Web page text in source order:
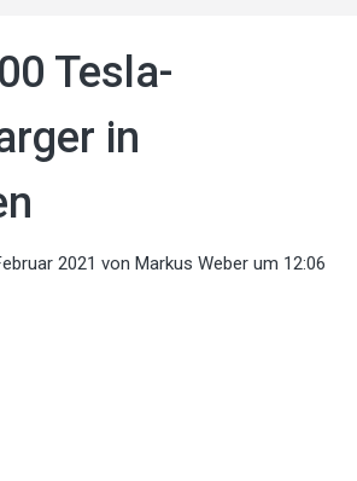
Tesla-
in
2021 von Markus Weber um 12:06